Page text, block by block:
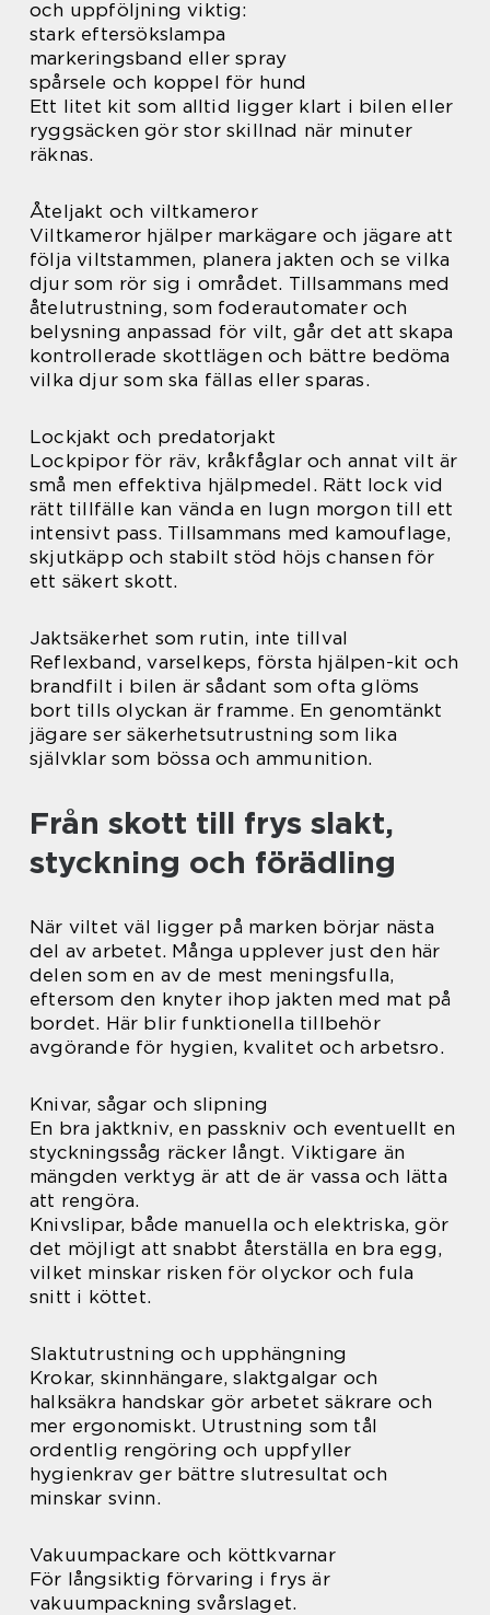
och uppföljning viktig:
stark eftersökslampa
markeringsband eller spray
spårsele och koppel för hund
Ett litet kit som alltid ligger klart i bilen eller
ryggsäcken gör stor skillnad när minuter
räknas.
Åteljakt och viltkameror
Viltkameror hjälper markägare och jägare att
följa viltstammen, planera jakten och se vilka
djur som rör sig i området. Tillsammans med
åtelutrustning, som foderautomater och
belysning anpassad för vilt, går det att skapa
kontrollerade skottlägen och bättre bedöma
vilka djur som ska fällas eller sparas.
Lockjakt och predatorjakt
Lockpipor för räv, kråkfåglar och annat vilt är
små men effektiva hjälpmedel. Rätt lock vid
rätt tillfälle kan vända en lugn morgon till ett
intensivt pass. Tillsammans med kamouflage,
skjutkäpp och stabilt stöd höjs chansen för
ett säkert skott.
Jaktsäkerhet som rutin, inte tillval
Reflexband, varselkeps, första hjälpen-kit och
brandfilt i bilen är sådant som ofta glöms
bort tills olyckan är framme. En genomtänkt
jägare ser säkerhetsutrustning som lika
självklar som bössa och ammunition.
Från skott till frys slakt,
styckning och förädling
När viltet väl ligger på marken börjar nästa
del av arbetet. Många upplever just den här
delen som en av de mest meningsfulla,
eftersom den knyter ihop jakten med mat på
bordet. Här blir funktionella tillbehör
avgörande för hygien, kvalitet och arbetsro.
Knivar, sågar och slipning
En bra jaktkniv, en passkniv och eventuellt en
styckningssåg räcker långt. Viktigare än
mängden verktyg är att de är vassa och lätta
att rengöra.
Knivslipar, både manuella och elektriska, gör
det möjligt att snabbt återställa en bra egg,
vilket minskar risken för olyckor och fula
snitt i köttet.
Slaktutrustning och upphängning
Krokar, skinnhängare, slaktgalgar och
halksäkra handskar gör arbetet säkrare och
mer ergonomiskt. Utrustning som tål
ordentlig rengöring och uppfyller
hygienkrav ger bättre slutresultat och
minskar svinn.
Vakuumpackare och köttkvarnar
För långsiktig förvaring i frys är
vakuumpackning svårslaget.